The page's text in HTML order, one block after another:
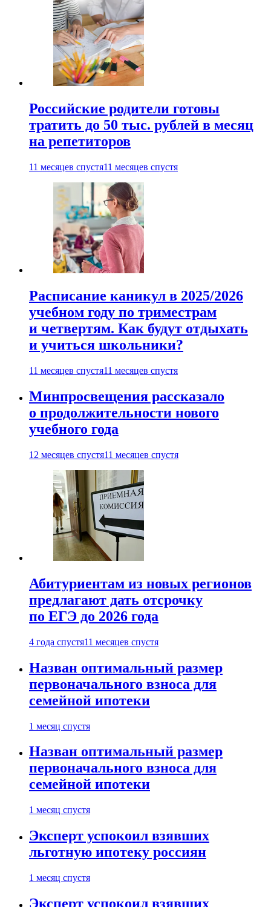
Российские родители готовы
тратить до 50 тыс. рублей в месяц
на репетиторов
11 месяцев спустя11 месяцев спустя
Расписание каникул в 2025/2026
учебном году по триместрам
и четвертям. Как будут отдыхать
и учиться школьники?
11 месяцев спустя11 месяцев спустя
Минпросвещения рассказало
о продолжительности нового
учебного года
12 месяцев спустя11 месяцев спустя
Абитуриентам из новых регионов
предлагают дать отсрочку
по ЕГЭ до 2026 года
4 года спустя11 месяцев спустя
Назван оптимальный размер
первоначального взноса для
семейной ипотеки
1 месяц спустя
Назван оптимальный размер
первоначального взноса для
семейной ипотеки
1 месяц спустя
Эксперт успокоил взявших
льготную ипотеку россиян
1 месяц спустя
Эксперт успокоил взявших